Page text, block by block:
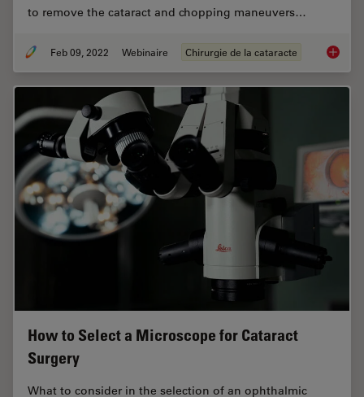
to remove the cataract and chopping maneuvers…
Feb 09, 2022 Webinaire Chirurgie de la cataracte Dr.
How to Select a Microscope for Cataract
Surgery
What to consider in the selection of an ophthalmic